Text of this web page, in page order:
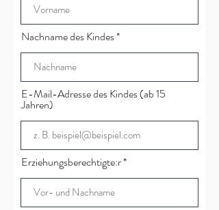
Nachname des Kindes
E-Mail-Adresse des Kindes (ab 15
Jahren)
Erziehungsberechtigte:r